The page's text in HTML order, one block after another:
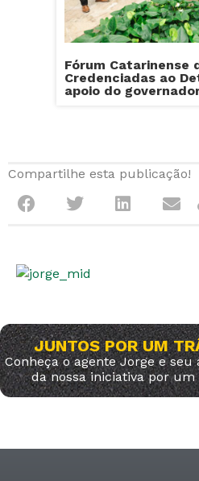
Fórum Catarinense
Credenciadas ao
apoio do
Compartilhe esta publicação!
JUNTOS POR UM
Conheça o agente Jorge e
da nossa iniciativa por